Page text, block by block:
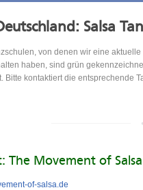
Salsa
von denen wir eine
haben, sind grün
Bitte kontaktiert die entsprechende
The Movement of Salsa
of-salsa.de